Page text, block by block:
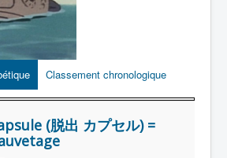
Classement chronologique
(脱出 カプセル) =